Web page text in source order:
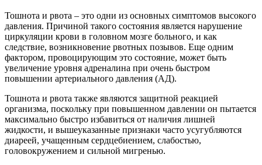
Тошнота и рвота – это одни из основных симптомов высокого
давления. Причиной такого состояния является нарушение
циркуляции крови в головном мозге больного, и как
следствие, возникновение рвотных позывов. Еще одним
фактором, провоцирующим это состояние, может быть
увеличение уровня адреналина при очень быстром
повышении артериального давления (АД).
Тошнота и рвота также являются защитной реакцией
организма, поскольку при повышенном давлении он пытается
максимально быстро избавиться от наличия лишней
жидкости, и вышеуказанные признаки часто усугубляются
диареей, учащенным сердцебиением, слабостью,
головокружением и сильной мигренью.